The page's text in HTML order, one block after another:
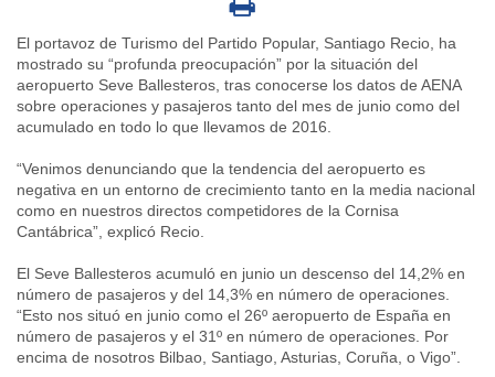
El portavoz de Turismo del Partido Popular, Santiago Recio, ha
mostrado su “profunda preocupación” por la situación del
aeropuerto Seve Ballesteros, tras conocerse los datos de AENA
sobre operaciones y pasajeros tanto del mes de junio como del
acumulado en todo lo que llevamos de 2016.
“Venimos denunciando que la tendencia del aeropuerto es
negativa en un entorno de crecimiento tanto en la media nacional
como en nuestros directos competidores de la Cornisa
Cantábrica”, explicó Recio.
El Seve Ballesteros acumuló en junio un descenso del 14,2% en
número de pasajeros y del 14,3% en número de operaciones.
“Esto nos situó en junio como el 26º aeropuerto de España en
número de pasajeros y el 31º en número de operaciones. Por
encima de nosotros Bilbao, Santiago, Asturias, Coruña, o Vigo”.